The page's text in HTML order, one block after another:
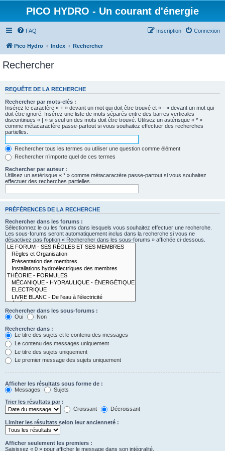
PICO HYDRO - Un courant d'énergie
FAQ Connexion
Inscription
Pico Hydro Index Rechercher
Rechercher
REQUÊTE DE LA RECHERCHE
Rechercher par mots-clés :
Insérez le caractère « + » devant un mot qui doit être trouvé et « - » devant un mot qui
doit être ignoré. Insérez une liste de mots séparés entre des barres verticales
discontinues « | » si seul un des mots doit être trouvé. Utilisez un astérisque « * »
comme métacaractère passe-partout si vous souhaitez effectuer des recherches
partielles.
Rechercher tous les termes ou utiliser une question comme élément
Rechercher n’importe quel de ces termes
Rechercher par auteur :
Utilisez un astérisque « * » comme métacaractère passe-partout si vous souhaitez
effectuer des recherches partielles.
PRÉFÉRENCES DE LA RECHERCHE
Rechercher dans les forums :
Sélectionnez le ou les forums dans lesquels vous souhaitez effectuer une recherche.
Les sous-forums seront automatiquement inclus dans la recherche si vous ne
désactivez pas l’option « Rechercher dans les sous-forums » affichée ci-dessous.
Rechercher dans les sous-forums :
Oui
Non
Rechercher dans :
Le titre des sujets et le contenu des messages
Le contenu des messages uniquement
Le titre des sujets uniquement
Le premier message des sujets uniquement
Afficher les résultats sous forme de :
Messages
Sujets
Trier les résultats par :
Croissant
Décroissant
Limiter les résultats selon leur ancienneté :
Afficher seulement les premiers :
Saisissez « 0 » pour afficher le message dans son intégralité.